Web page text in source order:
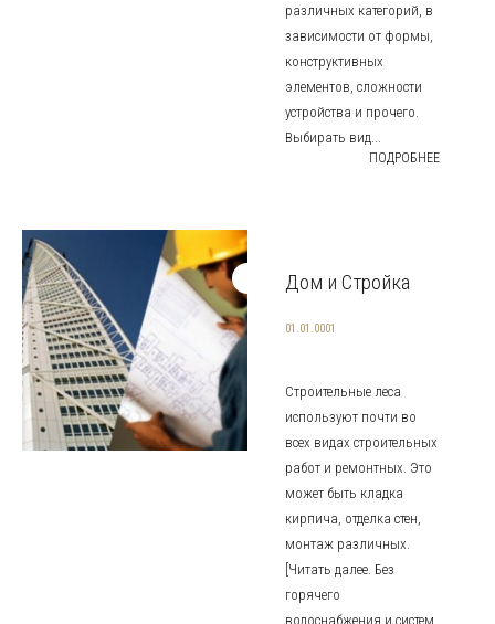
различных категорий, в
зависимости от формы,
конструктивных
элементов, сложности
устройства и прочего.
Выбирать вид...
ПОДРОБНЕЕ
Дом и Стройка
01.01.0001
Строительные леса
используют почти во
всех видах строительных
работ и ремонтных. Это
может быть кладка
кирпича, отделка стен,
монтаж различных.
[Читать далее. Без
горячего
водоснабжения и систем